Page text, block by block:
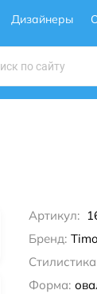
Дизайнеры
Артикул:
Бренд: Timo
Форма: